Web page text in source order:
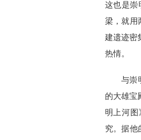
这也是崇
梁，就用
建遗迹密
热情。
与崇明
的大雄宝
明上河
究。据他